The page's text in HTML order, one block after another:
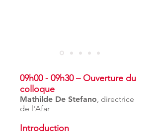
09h00 - 09h30 – Ouverture du
colloque
Mathilde De Stefano, directrice
de l'Afar
Introduction